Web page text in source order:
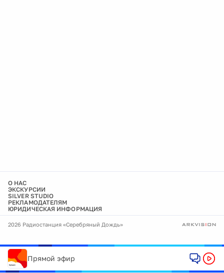
О НАС
ЭКСКУРСИИ
SILVER STUDIO
РЕКЛАМОДАТЕЛЯМ
ЮРИДИЧЕСКАЯ ИНФОРМАЦИЯ
2026 Радиостанция «Серебряный Дождь»
Прямой эфир